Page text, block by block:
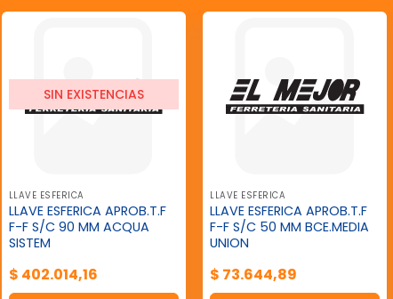
SIN EXISTENCIAS
LLAVE ESFERICA
LLAVE ESFERICA APROB.T.F
F-F S/C 90 MM ACQUA
SISTEM
$ 402.014,16
LLAVE ESFERICA
LLAVE ESFERICA APROB.T.F
F-F S/C 50 MM BCE.MEDIA
UNION
$ 73.644,89